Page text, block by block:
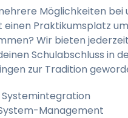
Möglichkeiten bei
einen Praktikumsplatz
Wir bieten
Schulabschluss in
zur Tradition
Management